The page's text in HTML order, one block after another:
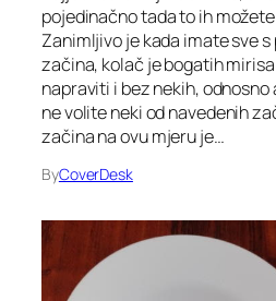
pojedinačno tada to ih
Zanimljivo je kada imate sve
začina, kolač je bogatih
napraviti i bez nekih,
ne volite neki od navedenih
začina na ovu mjeru je…
ByCoverDesk